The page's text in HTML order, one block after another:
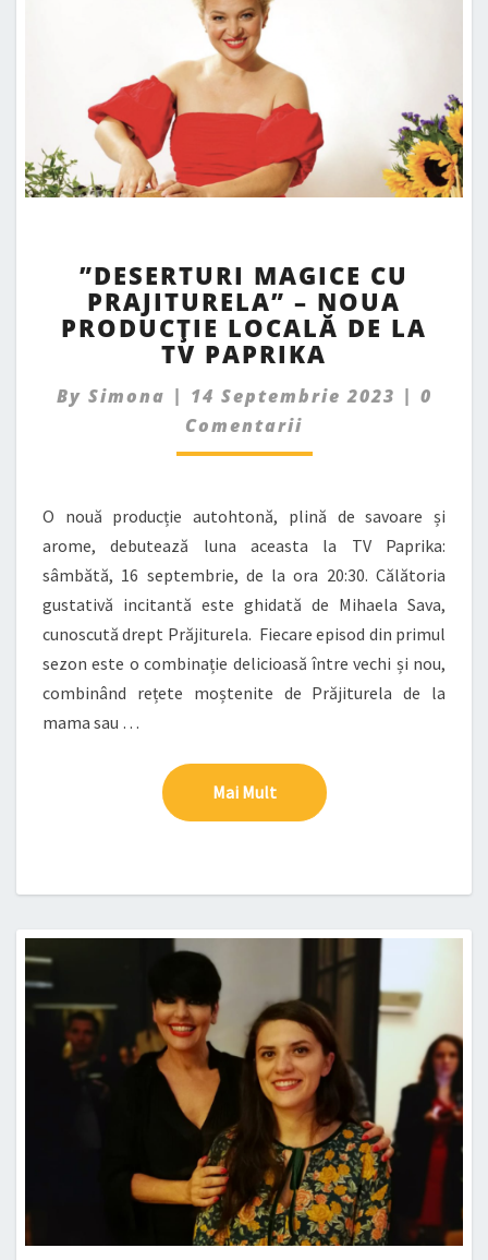
MAGICE
CU
PRAJITURELA”
–
PRODUCȚIE
LOCALĂ
PAPRIKA
”DESERTURI MAGICE CU
PRAJITURELA” – NOUA
PRODUCȚIE LOCALĂ DE LA
TV PAPRIKA
By Simona | 14 Septembrie 2023 | 0
Comentarii
O nouă producție autohtonă, plină de savoare și
arome, debutează luna aceasta la TV Paprika:
sâmbătă, 16 septembrie, de la ora 20:30. Călătoria
gustativă incitantă este ghidată de Mihaela Sava,
cunoscută drept Prăjiturela. Fiecare episod din primul
sezon este o combinație delicioasă între vechi și nou,
combinând rețete moștenite de Prăjiturela de la
mama sau …
Mai MultMai Mult